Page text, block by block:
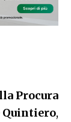
Procura
Quintiero,